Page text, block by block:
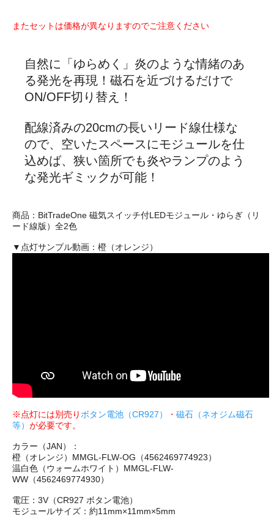
またセットは価格が異なりますのでご注意ください
自然に「ゆらめく」炎のような情緒のあ
る発光を再現！磁石を近づけるだけで
ON/OFF切り替え！
配線済みの20cmの長いリード線仕様な
ので、空いたスペースにモジュールを仕
込めば、狭い箇所でも炎やランプのよう
な発光ギミックが可能！
商品：BitTradeOne 磁気スイッチ付LEDモジュール・ゆらぎ（リ
ード線版）全2色
▼点灯サンプル動画：橙（オレンジ）
※点灯には別売り ボタン電池（CR927） ・ 磁石（ネオジム磁石
等） が必要です。
カラー（JAN）：
橙（オレンジ）MMGL-FLW-OG（4562469774923）
温白色（ウォームホワイト）MMGL-FLW-
WW（4562469774930）
電圧：3V（CR927 ボタン電池）
モジュールサイズ：約11mm×11mm×5mm